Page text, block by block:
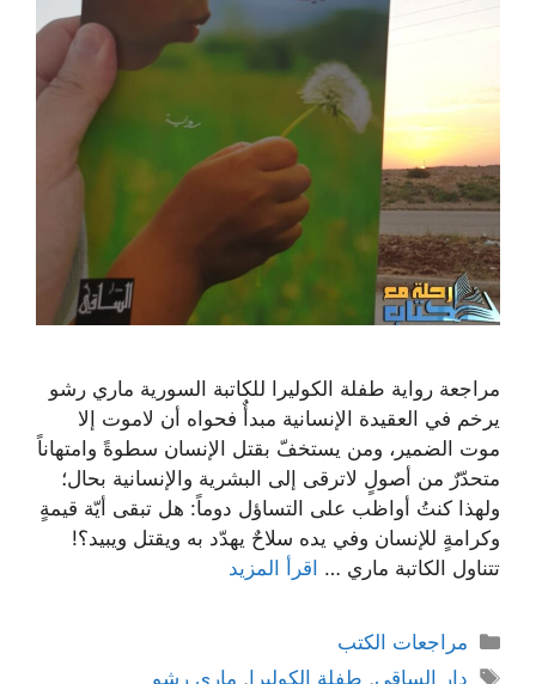
مراجعة رواية طفلة الكوليرا للكاتبة السورية ماري رشو
يرخم في العقيدة الإنسانية مبدأٌ فحواه أن لاموت إلا
موت الضمير، ومن يستخفّ بقتل الإنسان سطوةً وامتهاناً
متحدّرٌ من أصولٍ لاترقى إلى البشرية والإنسانية بحال؛
ولهذا كنتُ أواظب على التساؤل دوماً: هل تبقى أيّة قيمةٍ
وكرامةٍ للإنسان وفي يده سلاحٌ يهدّد به ويقتل ويبيد؟!
تتناول الكاتبة ماري … اقرأ المزيد
التصنيفات
مراجعات الكتب
الوسوم
دار الساقي, طفلة الكوليرا, ماري رشو